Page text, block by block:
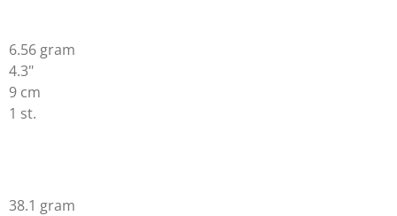
6.56 gram
4.3"
9 cm
1 st.
38.1 gram